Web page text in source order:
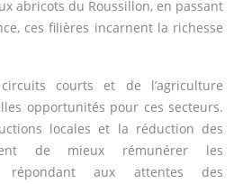
abricots du Roussillon, en passant
ces filières incarnent la richesse
courts et de l’agriculture
opportunités pour ces secteurs.
locales et la réduction des
de mieux rémunérer les
aux attentes des